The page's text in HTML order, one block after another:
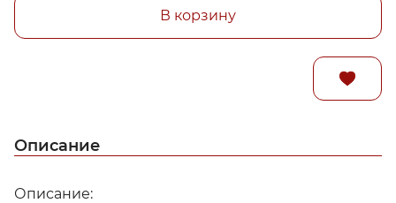
В корзину
Описание
Описание: